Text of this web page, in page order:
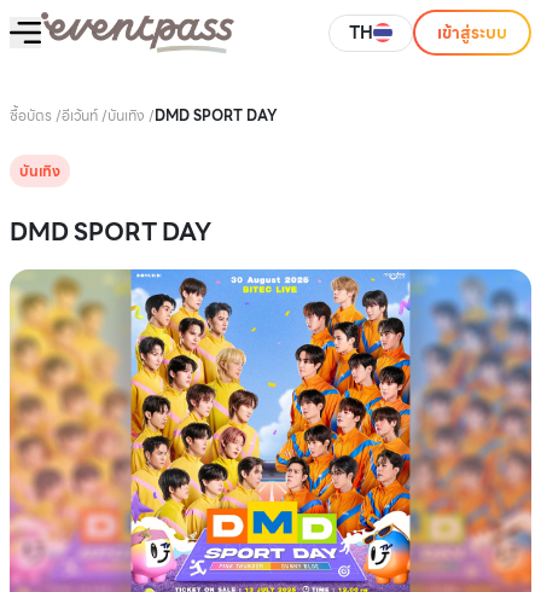
TH เข้าสู่ระบบ
ซื้อบัตร /อีเว้นท์/บันเทิง /DMD SPORT DAY
บันเทิง
DMD SPORT DAY